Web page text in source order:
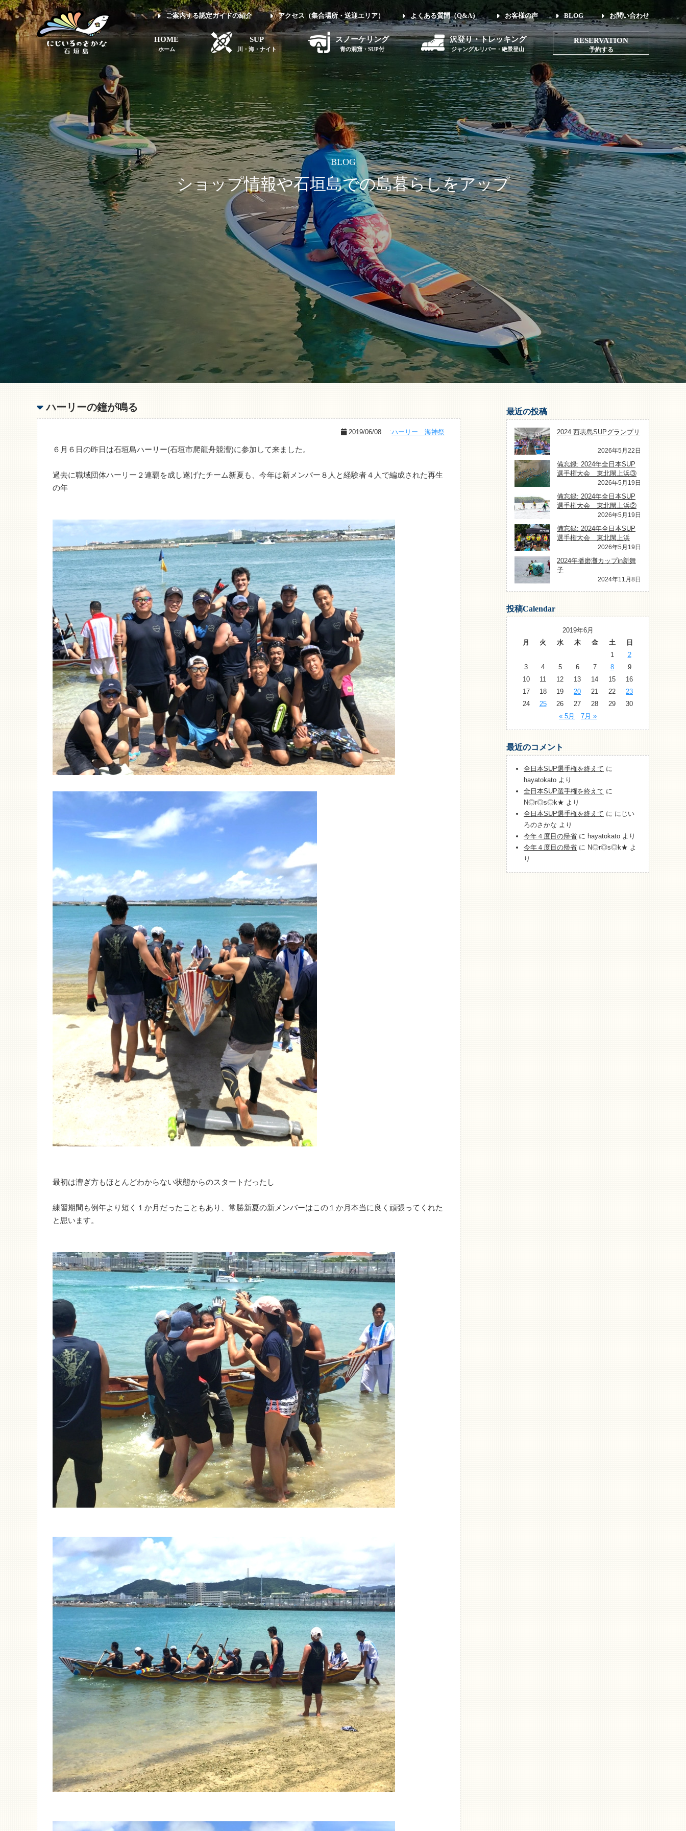
ご案内する認定ガイドの紹介 アクセス（集合場所・送迎エリア） よくある質問（Q&A） お客様の声 BLOG お問い合わせ
HOME
ホーム
SUP
川・海・ナイト
スノーケリング
青の洞窟・SUP付
沢登り・トレッキング
ジャングルリバー・絶景登山
RESERVATION
予約する
BLOG
ショップ情報や石垣島での島暮らしをアップ
ハーリーの鐘が鳴る
2019/06/08 :ハーリー 海神祭
６月６日の昨日は石垣島ハーリー(石垣市爬龍舟競漕)に参加して来ました。
過去に職域団体ハーリー２連覇を成し遂げたチーム新夏も、今年は新メンバー８人と経験者４人で編成された再生
の年
最初は漕ぎ方もほとんどわからない状態からのスタートだったし
練習期間も例年より短く１か月だったこともあり、常勝新夏の新メンバーはこの１か月本当に良く頑張ってくれた
と思います。
最近の投稿
2024 西表島SUPグランプリ
2026年5月22日
備忘録: 2024年全日本SUP
選手権大会 東北閖上浜③
2026年5月19日
備忘録: 2024年全日本SUP
選手権大会 東北閖上浜②
2026年5月19日
備忘録: 2024年全日本SUP
選手権大会 東北閖上浜
2026年5月19日
2024年播磨灘カップin新舞
子
2024年11月8日
投稿Calendar
2019年6月
月
火 水 木 金 土
日
1
2
3
4 5 6 7 8
9
10
11 12 13 14 15
16
17
18 19 20 21 22
23
24
25 26 27 28 29
30
« 5月
7月 »
最近のコメント
全日本SUP選手権を終えて に
hayatokato より
全日本SUP選手権を終えて に
N◎r◎s◎k★ より
全日本SUP選手権を終えて に にじい
ろのさかな より
今年４度目の帰省 に hayatokato より
今年４度目の帰省 に N◎r◎s◎k★ よ
り